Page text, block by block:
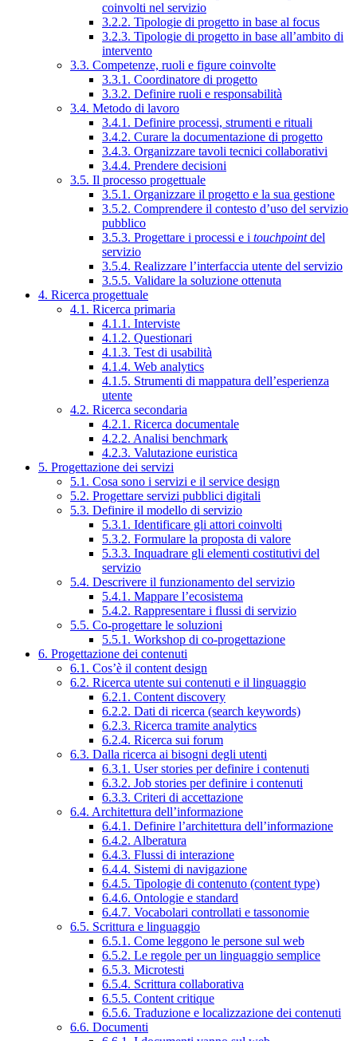
coinvolti nel servizio
3.2.2. Tipologie di progetto in base al focus
3.2.3. Tipologie di progetto in base all’ambito di
intervento
3.3. Competenze, ruoli e figure coinvolte
3.3.1. Coordinatore di progetto
3.3.2. Definire ruoli e responsabilità
3.4. Metodo di lavoro
3.4.1. Definire processi, strumenti e rituali
3.4.2. Curare la documentazione di progetto
3.4.3. Organizzare tavoli tecnici collaborativi
3.4.4. Prendere decisioni
3.5. Il processo progettuale
3.5.1. Organizzare il progetto e la sua gestione
3.5.2. Comprendere il contesto d’uso del servizio
pubblico
3.5.3. Progettare i processi e i touchpointdel
servizio
3.5.4. Realizzare l’interfaccia utente del servizio
3.5.5. Validare la soluzione ottenuta
4. Ricerca progettuale
4.1. Ricerca primaria
4.1.1. Interviste
4.1.2. Questionari
4.1.3. Test di usabilità
4.1.4. Web analytics
4.1.5. Strumenti di mappatura dell’esperienza
utente
4.2. Ricerca secondaria
4.2.1. Ricerca documentale
4.2.2. Analisi benchmark
4.2.3. Valutazione euristica
5. Progettazione dei servizi
5.1. Cosa sono i servizi e il service design
5.2. Progettare servizi pubblici digitali
5.3. Definire il modello di servizio
5.3.1. Identificare gli attori coinvolti
5.3.2. Formulare la proposta di valore
5.3.3. Inquadrare gli elementi costitutivi del
servizio
5.4. Descrivere il funzionamento del servizio
5.4.1. Mappare l’ecosistema
5.4.2. Rappresentare i flussi di servizio
5.5. Co-progettare le soluzioni
5.5.1. Workshop di co-progettazione
6. Progettazione dei contenuti
6.1. Cos’è il content design
6.2. Ricerca utente sui contenuti e il linguaggio
6.2.1. Content discovery
6.2.2. Dati di ricerca (search keywords)
6.2.3. Ricerca tramite analytics
6.2.4. Ricerca sui forum
6.3. Dalla ricerca ai bisogni degli utenti
6.3.1. User stories per definire i contenuti
6.3.2. Job stories per definire i contenuti
6.3.3. Criteri di accettazione
6.4. Architettura dell’informazione
6.4.1. Definire l’architettura dell’informazione
6.4.2. Alberatura
6.4.3. Flussi di interazione
6.4.4. Sistemi di navigazione
6.4.5. Tipologie di contenuto (content type)
6.4.6. Ontologie e standard
6.4.7. Vocabolari controllati e tassonomie
6.5. Scrittura e linguaggio
6.5.1. Come leggono le persone sul web
6.5.2. Le regole per un linguaggio semplice
6.5.3. Microtesti
6.5.4. Scrittura collaborativa
6.5.5. Content critique
6.5.6. Traduzione e localizzazione dei contenuti
6.6. Documenti